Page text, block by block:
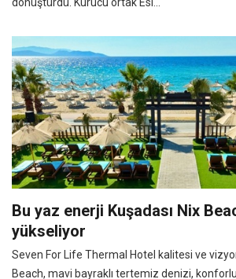
Bu yaz enerji Kuşadası Nix
yükseliyor
Seven For Life Thermal Hotel kalitesi ve
Beach, mavi bayraklı tertemiz denizi,